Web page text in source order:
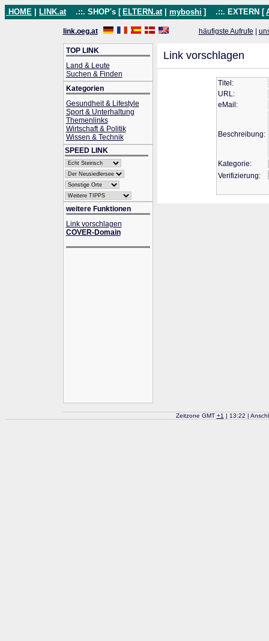
HOME LINK.at .::. SHOP's [ ELTERN.at myboshi ] .::. EXTERN [
link.oeg.at häufigste Aufrufe
TOP LINK
Land & Leute
Suchen & Finden
Kategorien
Gesundheit & Lifestyle
Sport & Unterhaltung
Themenlinks
Wirtschaft & Politik
Wissen & Technik
SPEED LINK
weitere Funktionen
Link vorschlagen
COVER-Domain
Link vorschlagen
Titel:
URL:
eMail:
Beschreibung:
Kategorie:
Verifizierung:
Zeitzone GMT +1 | 13:22 |